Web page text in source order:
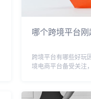
哪个跨境平台
跨境平台有哪些好玩
境电商平台备受关注
主要分2B和2C的，B